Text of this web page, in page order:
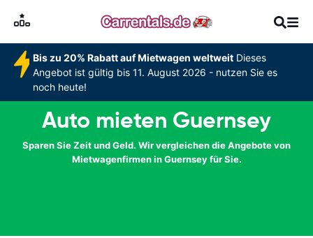
Bis zu 20% Rabatt auf Mietwagen weltweitDieses
Angebot ist gültig bis 11. August 2026 - nutzen Sie es
noch heute!
Auto mieten Guernsey
Sparen Sie Zeit und Geld. Wir vergleichen die Angebote von
Mietwagenfirmen in Guernsey für Sie.